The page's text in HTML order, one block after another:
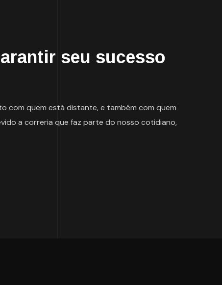
seu sucesso
com quem está distante, e também com quem
a correria que faz parte do nosso cotidiano,